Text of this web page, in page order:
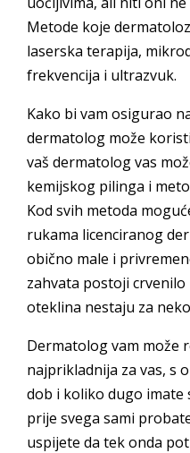
Metode koje
laserska terapija,
frekvencija i ultrazvuk.
Kako bi vam osigurao
dermatolog može
vaš dermatolog vas
kemijskog pilinga i
Kod svih metoda
rukama licenciranog
obično male i
zahvata postoji
oteklina nestaju za
Dermatolog vam može
najprikladnija za vas, s
dob i koliko dugo imate
prije svega sami
uspijete da tek onda